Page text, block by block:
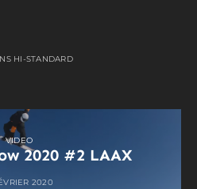
HI-STANDARD
VIDEO
2020 #2 LAAX
2020